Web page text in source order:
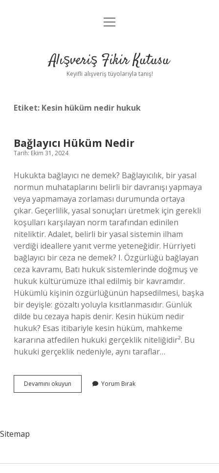
Anasayfa
Yasal Uyarı
menüyü
Alışveriş Fikir Kutusu
Keyifli alışveriş tüyolarıyla tanış!
Etiket: Kesin hüküm nedir hukuk
Bağlayıcı Hüküm Nedir
Tarih: Ekim 31, 2024
Hukukta bağlayıcı ne demek? Bağlayıcılık, bir yasal
normun muhataplarını belirli bir davranışı yapmaya
veya yapmamaya zorlaması durumunda ortaya
çıkar. Geçerlilik, yasal sonuçları üretmek için gerekli
koşulları karşılayan norm tarafından edinilen
niteliktir. Adalet, belirli bir yasal sistemin ilham
verdiği ideallere yanıt verme yeteneğidir. Hürriyeti
bağlayıcı bir ceza ne demek? I. Özgürlüğü bağlayan
ceza kavramı, Batı hukuk sistemlerinde doğmuş ve
hukuk kültürümüze ithal edilmiş bir kavramdır.
Hükümlü kişinin özgürlüğünün hapsedilmesi, başka
bir deyişle: gözaltı yoluyla kısıtlanmasıdır. Günlük
dilde bu cezaya hapis denir. Kesin hüküm nedir
hukuk? Esas itibariyle kesin hüküm, mahkeme
kararına atfedilen hukuki gerçeklik niteliğidir². Bu
hukuki gerçeklik nedeniyle, aynı taraflar…
Devamını okuyun Bağlayıcı
Hüküm
Yorum Bırak
Sitemap